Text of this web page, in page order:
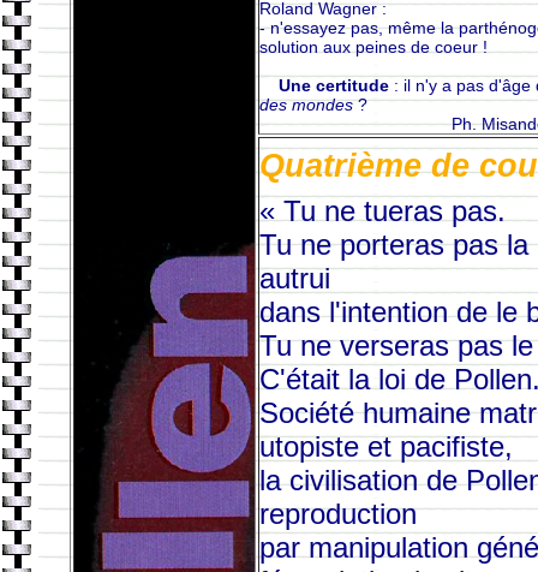
Roland Wagner :
- n'essayez pas, même la
solution aux peines de coeur !
Une certitude: il n'y a pas d'âge
des mondes?
Ph.
Quatrième de
« Tu ne tueras pas.
Tu ne porteras pas la
autrui
dans l'intention de le
Tu ne verseras pas
C'était la loi de
Société humaine
utopiste et pacifiste,
la civilisation de
reproduction
par manipulation